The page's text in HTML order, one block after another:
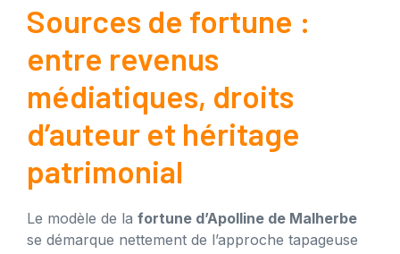
Sources de fortune :
entre revenus
médiatiques, droits
d’auteur et héritage
patrimonial
Le modèle de la fortune d’Apolline de Malherbe
se démarque nettement de l’approche tapageuse